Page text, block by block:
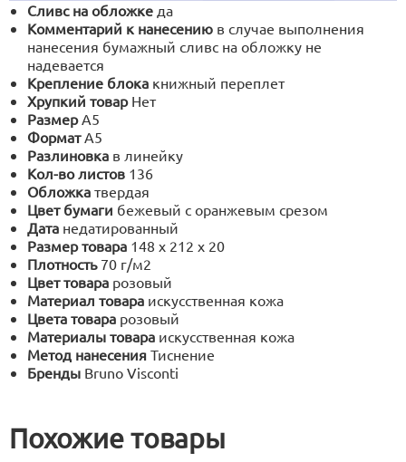
Сливс на обложке да
Комментарий к нанесению в случае выполнения
нанесения бумажный сливс на обложку не
надевается
Крепление блока книжный переплет
Хрупкий товар Нет
Размер А5
Формат А5
Разлиновка в линейку
Кол-во листов 136
Обложка твердая
Цвет бумаги бежевый с оранжевым срезом
Дата недатированный
Размер товара 148 х 212 х 20
Плотность 70 г/м2
Цвет товара розовый
Материал товара искусственная кожа
Цвета товара розовый
Материалы товара искусственная кожа
Метод нанесения Тиснение
Бренды Bruno Visconti
Похожие товары